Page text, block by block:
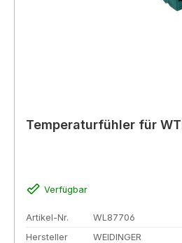
Temperaturfühler für
Verfügbar
Artikel-Nr.
WL87706
Hersteller
WEIDINGER